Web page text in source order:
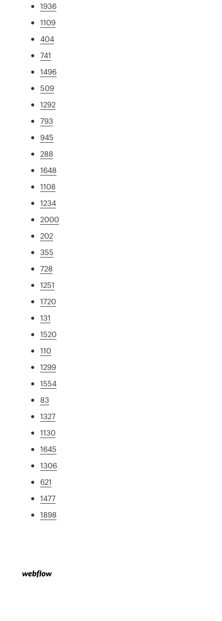
1936
1109
404
741
1496
509
1292
793
945
288
1648
1108
1234
2000
202
355
728
1251
1720
131
1520
110
1299
1554
83
1327
1130
1645
1306
621
1477
1898